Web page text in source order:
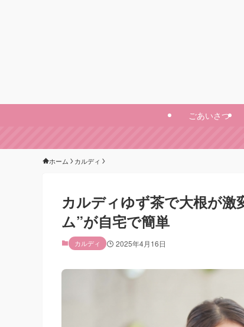
ごあいさつ
ホーム カルディ
カルディゆず茶で大根が激
ム”が自宅で簡単
カルディ 2025年4月16日